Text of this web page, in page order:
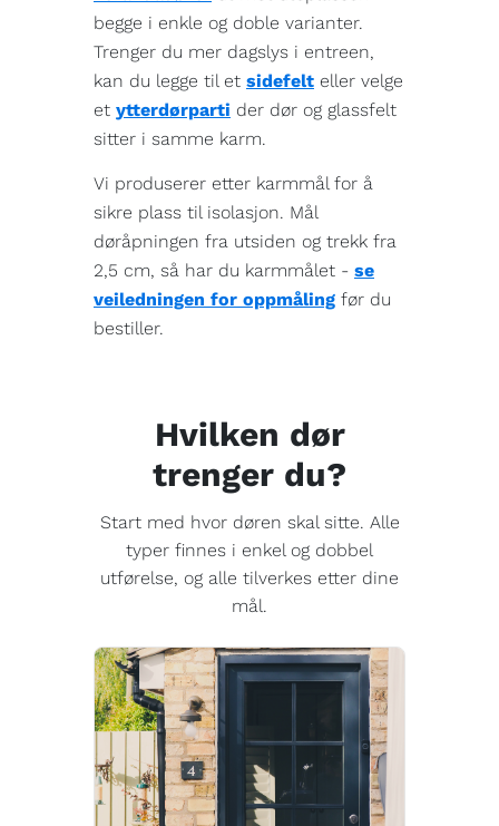
begge i enkle og doble varianter.
Trenger du mer dagslys i entreen,
kan du legge til et sidefelt eller velge
et ytterdørparti der dør og glassfelt
sitter i samme karm.
Vi produserer etter karmmål for å
sikre plass til isolasjon. Mål
døråpningen fra utsiden og trekk fra
2,5 cm, så har du karmmålet - se
veiledningen for oppmåling før du
bestiller.
Hvilken dør
trenger du?
Start med hvor døren skal sitte. Alle
typer finnes i enkel og dobbel
utførelse, og alle tilverkes etter dine
mål.